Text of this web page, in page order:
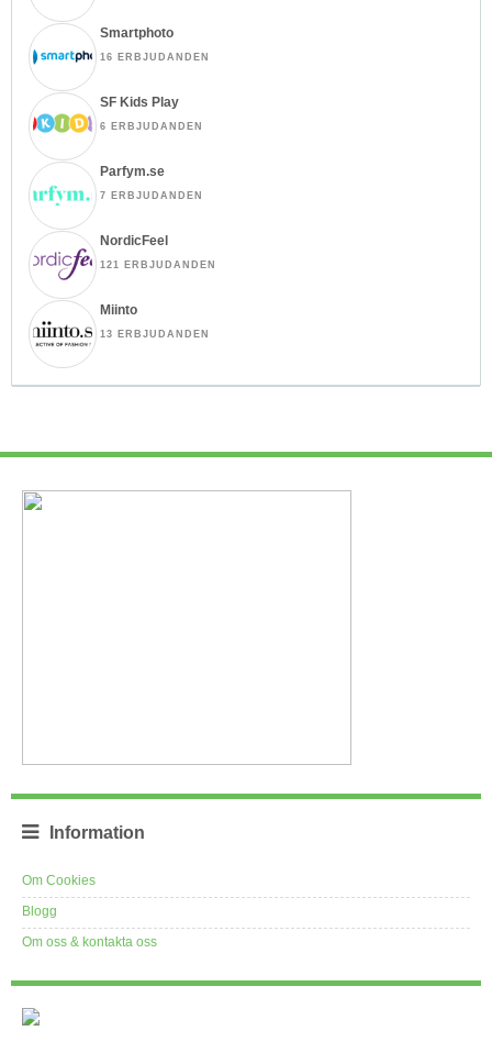
Smartphoto
16 ERBJUDANDEN
SF Kids Play
6 ERBJUDANDEN
Parfym.se
7 ERBJUDANDEN
NordicFeel
121 ERBJUDANDEN
Miinto
13 ERBJUDANDEN
Information
Om Cookies
Blogg
Om oss & kontakta oss